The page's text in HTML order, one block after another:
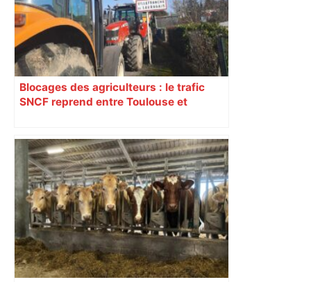
Blocages des agriculteurs : le trafic
SNCF reprend entre Toulouse et